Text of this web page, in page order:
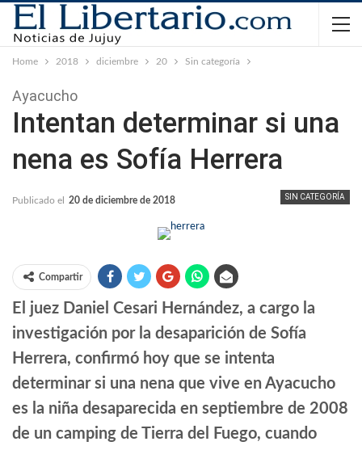
Home 2018 diciembre 20 Sin categoría
Ayacucho
Intentan determinar si una
nena es Sofía Herrera
SIN CATEGORÍA
Publicado el 20 de diciembre de 2018
Compartir
El juez Daniel Cesari Hernández, a cargo la
investigación por la desaparición de Sofía
Herrera, confirmó hoy que se intenta
determinar si una nena que vive en Ayacucho
es la niña desaparecida en septiembre de 2008
de un camping de Tierra del Fuego, cuando